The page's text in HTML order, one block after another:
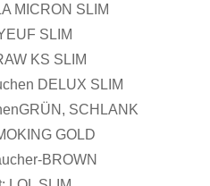
MICRON SLIM
SLIM
KS SLIM
DELUX SLIM
SCHLANK
GOLD
BROWN